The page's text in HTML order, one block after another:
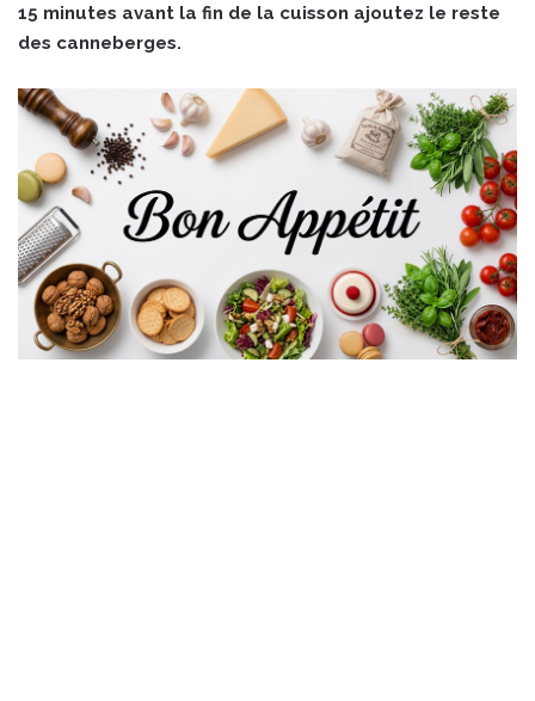
15 minutes avant la fin de la cuisson ajoutez le reste
des canneberges.